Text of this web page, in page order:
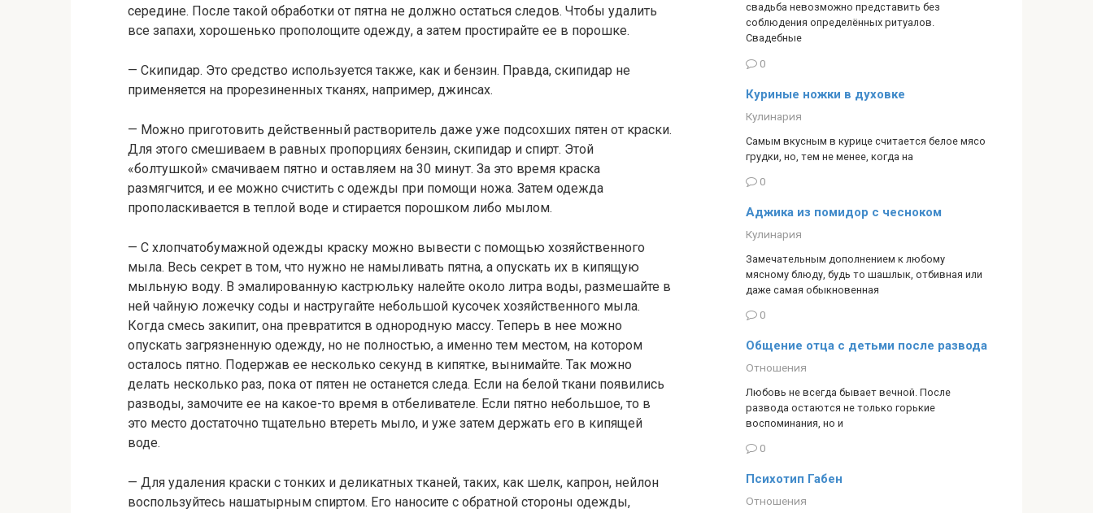
середине. После такой обработки от пятна не должно остаться следов. Чтобы удалить
все запахи, хорошенько прополощите одежду, а затем простирайте ее в порошке.
— Скипидар. Это средство используется также, как и бензин. Правда, скипидар не
применяется на прорезиненных тканях, например, джинсах.
— Можно приготовить действенный растворитель даже уже подсохших пятен от краски.
Для этого смешиваем в равных пропорциях бензин, скипидар и спирт. Этой
«болтушкой» смачиваем пятно и оставляем на 30 минут. За это время краска
размягчится, и ее можно счистить с одежды при помощи ножа. Затем одежда
прополаскивается в теплой воде и стирается порошком либо мылом.
— С хлопчатобумажной одежды краску можно вывести с помощью хозяйственного
мыла. Весь секрет в том, что нужно не намыливать пятна, а опускать их в кипящую
мыльную воду. В эмалированную кастрюльку налейте около литра воды, размешайте в
ней чайную ложечку соды и настругайте небольшой кусочек хозяйственного мыла.
Когда смесь закипит, она превратится в однородную массу. Теперь в нее можно
опускать загрязненную одежду, но не полностью, а именно тем местом, на котором
осталось пятно. Подержав ее несколько секунд в кипятке, вынимайте. Так можно
делать несколько раз, пока от пятен не останется следа. Если на белой ткани появились
разводы, замочите ее на какое-то время в отбеливателе. Если пятно небольшое, то в
это место достаточно тщательно втереть мыло, и уже затем держать его в кипящей
воде.
— Для удаления краски с тонких и деликатных тканей, таких, как шелк, капрон, нейлон
воспользуйтесь нашатырным спиртом. Его наносите с обратной стороны одежды,
свадьба невозможно представить без
соблюдения определённых ритуалов.
Свадебные
0
Куриные ножки в духовке
Кулинария
Самым вкусным в курице считается белое мясо
грудки, но, тем не менее, когда на
0
Аджика из помидор с чесноком
Кулинария
Замечательным дополнением к любому
мясному блюду, будь то шашлык, отбивная или
даже самая обыкновенная
0
Общение отца с детьми после развода
Отношения
Любовь не всегда бывает вечной. После
развода остаются не только горькие
воспоминания, но и
0
Психотип Габен
Отношения